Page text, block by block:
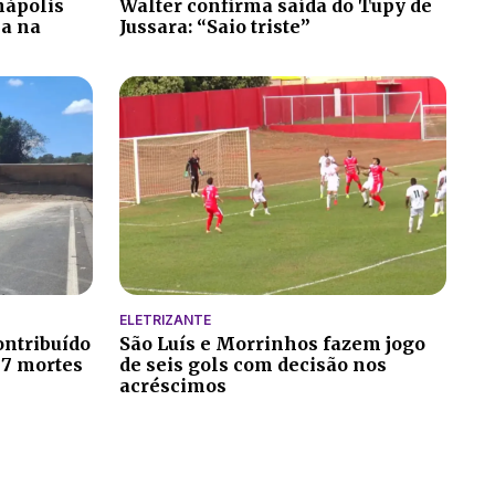
na
Walter confirma saída do Tupy de
Jussara: “Saio triste”
mortes
ELETRIZANTE
São Luís e Morrinhos fazem jogo
de seis gols com decisão nos
acréscimos